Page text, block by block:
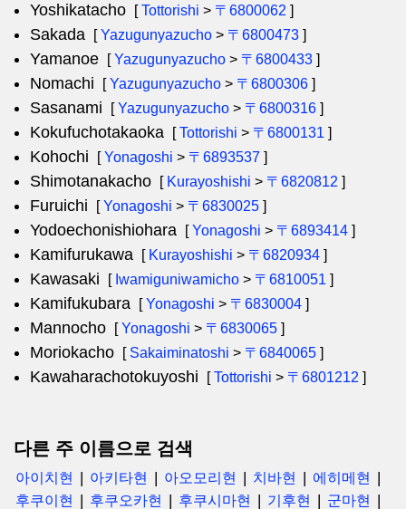
Yoshikatacho [Tottorishi > 〒6800062 ]
Sakada [Yazugunyazucho > 〒6800473 ]
Yamanoe [Yazugunyazucho > 〒6800433 ]
Nomachi [Yazugunyazucho > 〒6800306 ]
Sasanami [Yazugunyazucho > 〒6800316 ]
Kokufuchotakaoka [Tottorishi > 〒6800131 ]
Kohochi [Yonagoshi > 〒6893537 ]
Shimotanakacho [ Kurayoshishi > 〒6820812 ]
Furuichi [Yonagoshi > 〒6830025 ]
Yodoechonishiohara [Yonagoshi > 〒6893414 ]
Kamifurukawa [ Kurayoshishi > 〒6820934 ]
Kawasaki [ Iwamiguniwamicho > 〒6810051 ]
Kamifukubara [Yonagoshi > 〒6830004 ]
Mannocho [Yonagoshi > 〒6830065 ]
Moriokacho [ Sakaiminatoshi > 〒6840065 ]
Kawaharachotokuyoshi [Tottorishi > 〒6801212 ]
다른 주 이름으로 검색
아이치현 아키타현 아오모리현 치바현
에히메현
후쿠이현
후쿠오카현 후쿠시마현 기후현
군마현